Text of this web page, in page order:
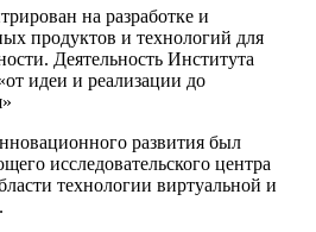
на разработке и
продуктов и технологий для
Деятельность Института
идеи и реализации до
развития был
исследовательского центра
технологии виртуальной и